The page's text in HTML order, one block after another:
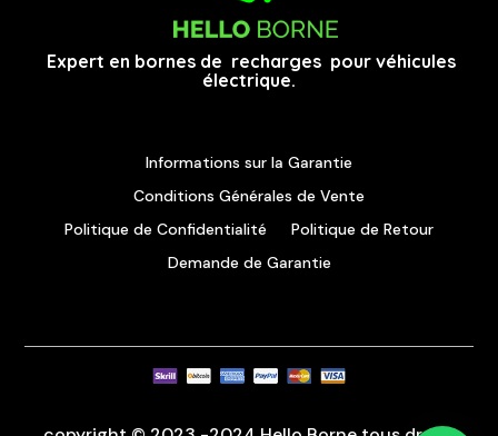
Expert en bornes de recharges pour véhicules
électrique.
Informations sur la Garantie
Conditions Générales de Vente
Politique de Confidentialité
Politique de Retour
Demande de Garantie